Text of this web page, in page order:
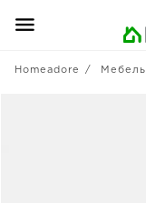
Homeadore Мебель